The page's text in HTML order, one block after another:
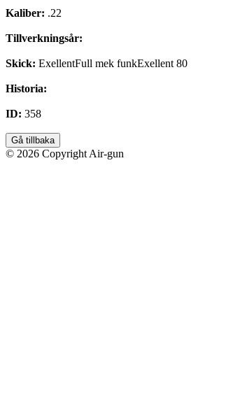
Kaliber: .22
Tillverkningsår:
Skick: ExellentFull mek funkExellent 80
Historia:
ID: 358
Gå tillbaka
© 2026 Copyright Air-gun